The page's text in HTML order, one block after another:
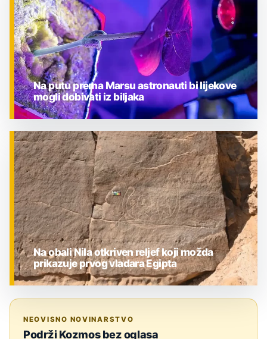
ZNANOST
Na putu prema Marsu astronauti bi lijekove
mogli dobivati iz biljaka
Na obali Nila otkriven reljef koji možda
prikazuje prvog vladara Egipta
NEOVISNO NOVINARSTVO
Podrži Kozmos bez oglasa